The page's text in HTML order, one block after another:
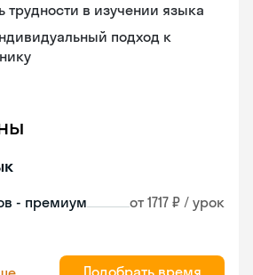
трудности в изучении языка
подход к
- премиум от 1717 ₽ / урок
Подобрать время